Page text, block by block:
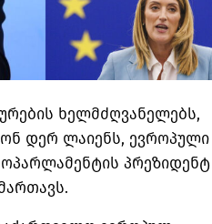
ხელმძღვანელებს,
დერ ლაიენს, ევროპული
პრეზიდენტ